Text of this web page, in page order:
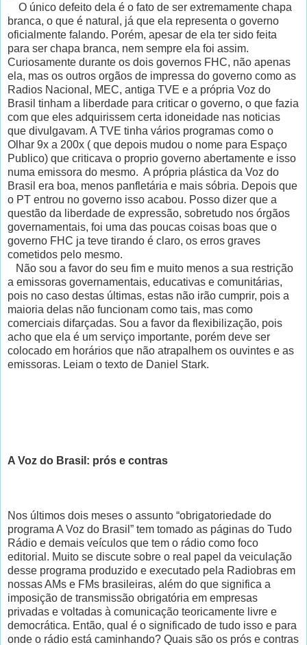
O único defeito dela é o fato de ser extremamente chapa
branca, o que é natural, já que ela representa o governo
oficialmente falando. Porém, apesar de ela ter sido feita
para ser chapa branca, nem sempre ela foi assim.
Curiosamente durante os dois governos FHC, não apenas
ela, mas os outros orgãos de impressa do governo como as
Radios Nacional, MEC, antiga TVE e a própria Voz do
Brasil tinham a liberdade para criticar o governo, o que fazia
com que eles adquirissem certa idoneidade nas noticias
que divulgavam. A TVE tinha vários programas como o
Olhar 9x a 200x ( que depois mudou o nome para Espaço
Publico) que criticava o proprio governo abertamente e isso
numa emissora do mesmo. A própria plástica da Voz do
Brasil era boa, menos panfletária e mais sóbria. Depois que
o PT entrou no governo isso acabou. Posso dizer que a
questão da liberdade de expressão, sobretudo nos órgãos
governamentais, foi uma das poucas coisas boas que o
governo FHC ja teve tirando é claro, os erros graves
cometidos pelo mesmo.
Não sou a favor do seu fim e muito menos a sua restrição
a emissoras governamentais, educativas e comunitárias,
pois no caso destas últimas, estas não irão cumprir, pois a
maioria delas não funcionam como tais, mas como
comerciais difarçadas. Sou a favor da flexibilização, pois
acho que ela é um serviço importante, porém deve ser
colocado em horários que não atrapalhem os ouvintes e as
emissoras. Leiam o texto de Daniel Stark.
A Voz do Brasil: prós e contras
Nos últimos dois meses o assunto “obrigatoriedade do
programa A Voz do Brasil” tem tomado as páginas do Tudo
Rádio e demais veículos que tem o rádio como foco
editorial. Muito se discute sobre o real papel da veiculação
desse programa produzido e executado pela Radiobras em
nossas AMs e FMs brasileiras, além do que significa a
imposição de transmissão obrigatória em empresas
privadas e voltadas à comunicação teoricamente livre e
democrática. Então, qual é o significado de tudo isso e para
onde o rádio está caminhando? Quais são os prós e contras